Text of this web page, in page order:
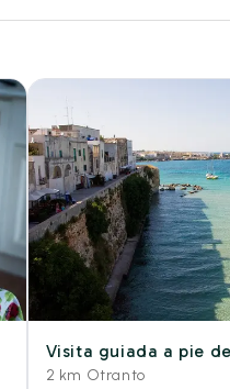
Visita guiada a pie
2 km Otranto